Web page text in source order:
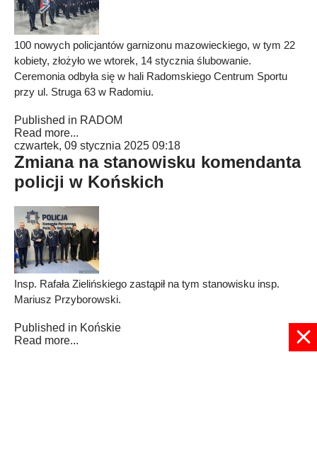
100 nowych policjantów garnizonu mazowieckiego, w tym 22
kobiety, złożyło we wtorek, 14 stycznia ślubowanie.
Ceremonia odbyła się w hali Radomskiego Centrum Sportu
przy ul. Struga 63 w Radomiu.
Published in RADOM
Read more...
czwartek, 09 stycznia 2025 09:18
Zmiana na stanowisku komendanta
policji w Końskich
Insp. Rafała Zielińskiego zastąpił na tym stanowisku insp.
Mariusz Przyborowski.
Published in Końskie
Read more...